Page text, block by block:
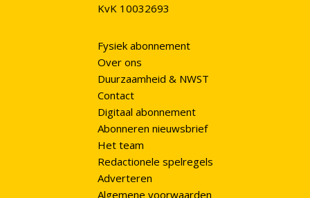
KvK 10032693
Fysiek abonnement
Over ons
Duurzaamheid & NWST
Contact
Digitaal abonnement
Abonneren nieuwsbrief
Het team
Redactionele spelregels
Adverteren
Algemene voorwaarden